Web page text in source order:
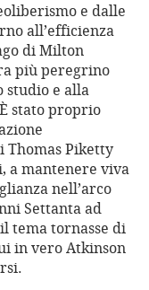
e dalle
all’efficienza
di Milton
più peregrino
studio e alla
stato proprio
Thomas Piketty
a mantenere viva
nell’arco
Settanta ad
tema tornasse di
in vero Atkinson